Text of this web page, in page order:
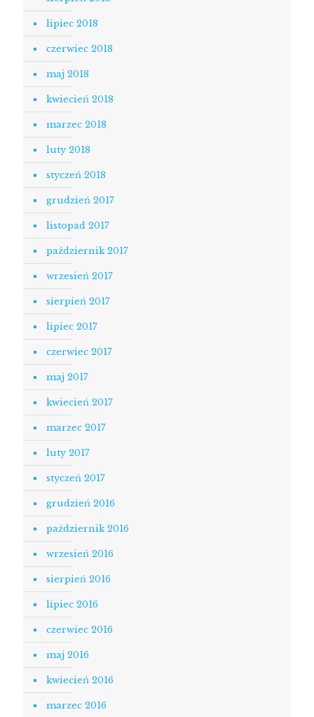
lipiec 2018
czerwiec 2018
maj 2018
kwiecień 2018
marzec 2018
luty 2018
styczeń 2018
grudzień 2017
listopad 2017
październik 2017
wrzesień 2017
sierpień 2017
lipiec 2017
czerwiec 2017
maj 2017
kwiecień 2017
marzec 2017
luty 2017
styczeń 2017
grudzień 2016
październik 2016
wrzesień 2016
sierpień 2016
lipiec 2016
czerwiec 2016
maj 2016
kwiecień 2016
marzec 2016